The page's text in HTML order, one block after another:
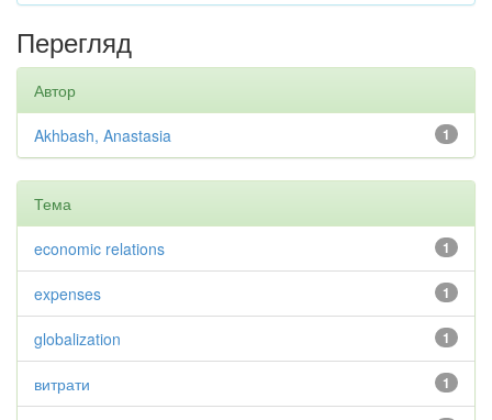
Перегляд
Автор
1
Akhbash, Anastasia
Тема
1
economic relations
1
expenses
1
globalization
1
витрати